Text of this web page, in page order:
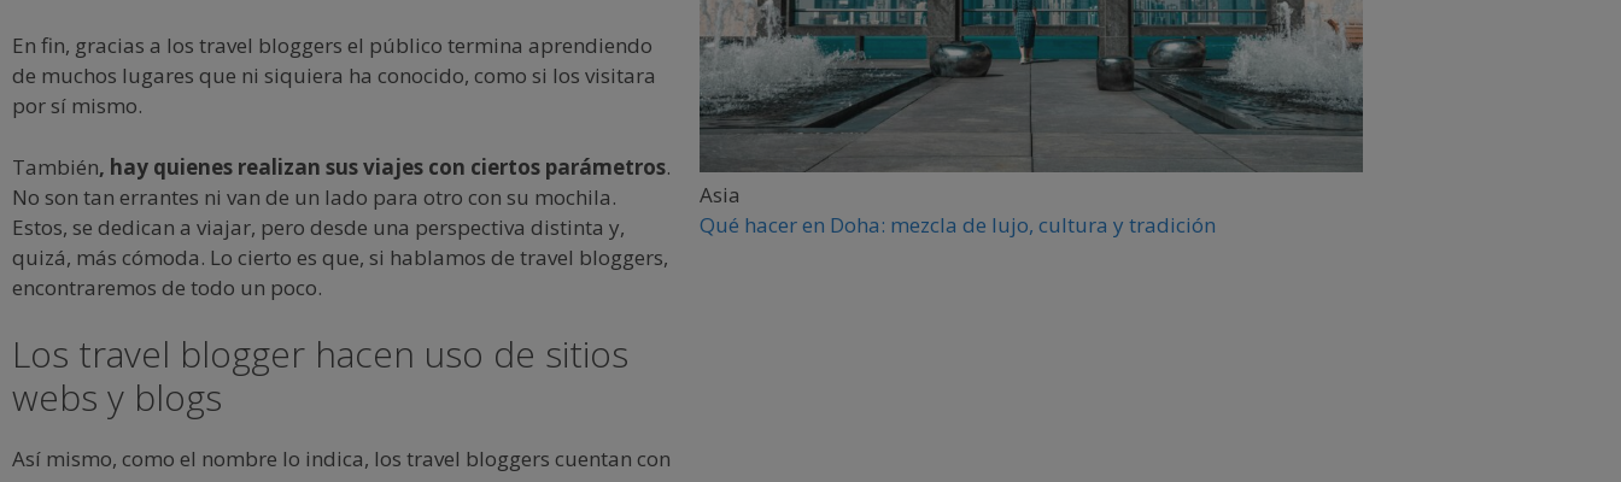
En fin, gracias a los travel bloggers el público termina aprendiendo
de muchos lugares que ni siquiera ha conocido, como si los visitara
por sí mismo.
También, hay quienes realizan sus viajes con ciertos parámetros.
No son tan errantes ni van de un lado para otro con su mochila.
Estos, se dedican a viajar, pero desde una perspectiva distinta y,
quizá, más cómoda. Lo cierto es que, si hablamos de travel bloggers,
encontraremos de todo un poco.
Los travel blogger hacen uso de sitios
webs y blogs
Así mismo, como el nombre lo indica, los travel bloggers cuentan con
Asia
Qué hacer en Doha: mezcla de lujo, cultura y tradición